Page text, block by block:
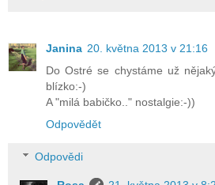
Janina 20. května 2013 v 21:16
Do Ostré se chystáme už
blízko:-)
A "milá babičko.." nostalgie:-))
Odpovědět
Odpovědi